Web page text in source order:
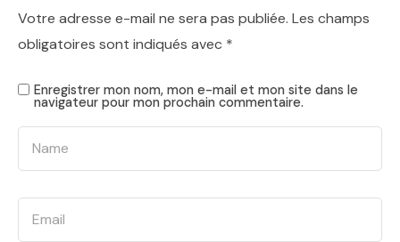
Votre adresse e-mail ne sera pas publiée. Les champs
obligatoires sont indiqués avec *
Enregistrer mon nom, mon e-mail et mon site dans le
navigateur pour mon prochain commentaire.